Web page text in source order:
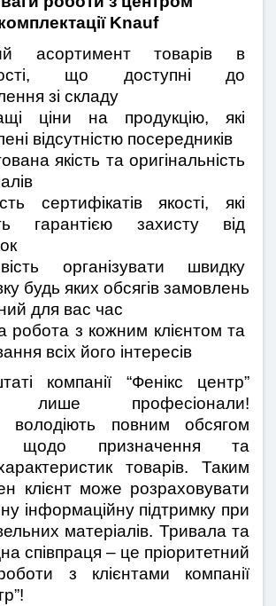
Knauf
асортимент товарів в
що доступні до
зі складу
ціни на продукцію, які
відсутністю посередників
якість та оригінальність
сертифікатів якості, які
гарантією захисту від
організувати швидку
будь яких обсягів замовлень
для вас час
робота з кожним клієнтом та
всіх його інтересів
“Фенікс центр”
лише професіонали!
володіють повним обсягом
щодо призначення та
товарів. Таким
клієнт може розраховувати
інформаційну підтримку при
матеріалів. Тривала та
співпраця – це пріоритетний
з клієнтами компанії